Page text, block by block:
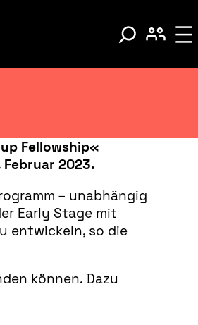
Fellowship«
2023.
– unabhängig
Early Stage mit
entwickeln, so die
können. Dazu